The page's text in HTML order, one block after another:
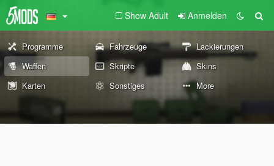
Show Adult Anmelden
Programme Fahrzeuge
Lackierungen
Waffen
Skripte
Skins
Karten
Sonstiges More